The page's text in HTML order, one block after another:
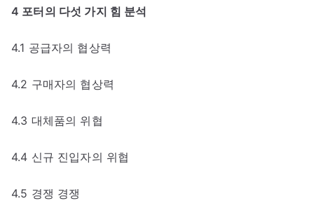
4 포터의 다섯 가지 힘 분석
4.1 공급자의 협상력
4.2 구매자의 협상력
4.3 대체품의 위협
4.4 신규 진입자의 위협
4.5 경쟁 경쟁